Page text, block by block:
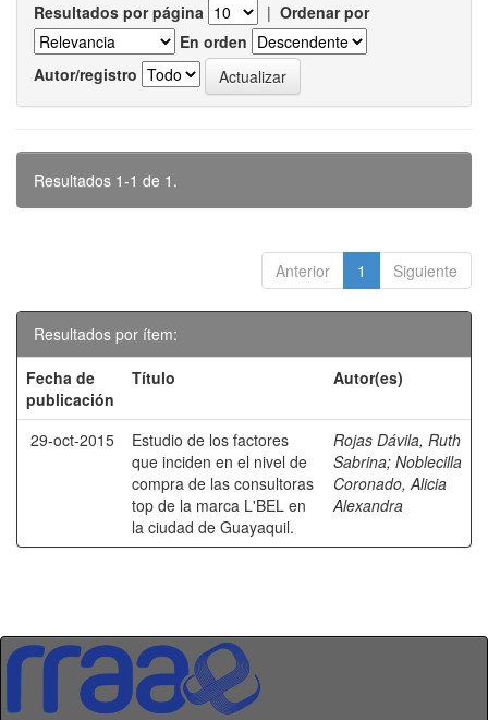
Resultados por página | Ordenar por
En orden
Autor/registro
Resultados 1-1 de 1.
Anterior 1 Siguiente
Resultados por ítem:
Fecha de
publicación
Título Autor(es)
29-oct-2015
Estudio de los factores
que inciden en el nivel de
compra de las consultoras
top de la marca L'BEL en
la ciudad de Guayaquil.
Rojas Dávila, Ruth
Sabrina; Noblecilla
Coronado, Alicia
Alexandra